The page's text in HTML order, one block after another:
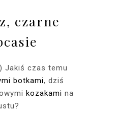
FEELING
EVER :)
2025 - THE
PHOTOS ON
Z DEKOLTEM,
I CZARNE
PODZIELIĆ
FALBANAMI,
I SZPILKI +
PRAGNĘ SIĘ
LUWRU:
LISA STAŁA
MILO?
WIZYTA W
CUT
JAKIEGO
CZYM
WŁOSY?
czarne
Jakiś czas temu
botkami, dziś
kozakami na